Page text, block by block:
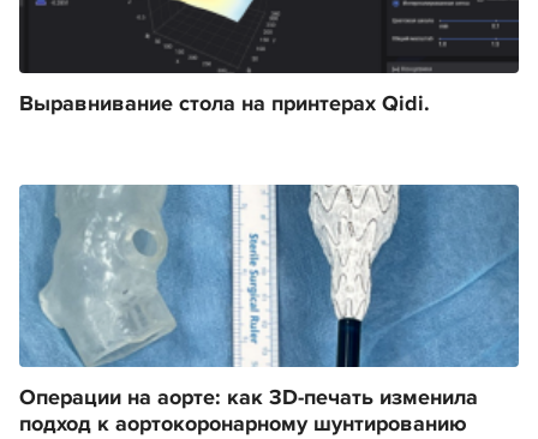
Выравнивание стола на принтерах Qidi.
Операции на аорте: как 3D-печать изменила
подход к аортокоронарному шунтированию